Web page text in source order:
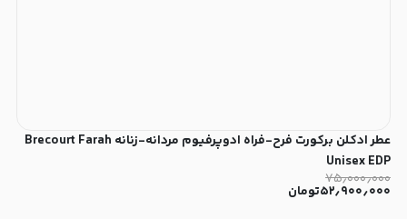
عطر ادکلن برکورت فرح-فراه ادوپرفیوم مردانه-زنانه Brecourt Farah
Unisex EDP
۷۵٫۰۰۰٫۰۰۰
۵۲٫۹۰۰٫۰۰۰تومان